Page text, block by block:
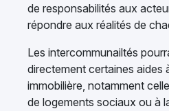
de responsabilités aux
répondre aux réalités de
Les intercommunailtés
directement certaines aides
immobilière, notamment
de logements sociaux ou à